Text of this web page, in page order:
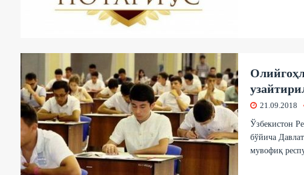
21.09.2018
Ўзбекистон
бўйича
мувофиқ